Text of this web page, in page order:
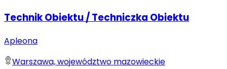
Technik Obiektu / Techniczka Obiektu
Apleona
Warszawa, województwo mazowieckie